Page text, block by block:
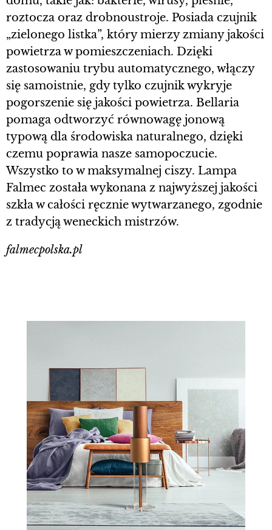
roztocza oraz drobnoustroje. Posiada czujnik
„zielonego listka”, który mierzy zmiany jakości
powietrza w pomieszczeniach. Dzięki
zastosowaniu trybu automatycznego, włączy
się samoistnie, gdy tylko czujnik wykryje
pogorszenie się jakości powietrza. Bellaria
pomaga odtworzyć równowagę jonową
typową dla środowiska naturalnego, dzięki
czemu poprawia nasze samopoczucie.
Wszystko to w maksymalnej ciszy. Lampa
Falmec została wykonana z najwyższej jakości
szkła w całości ręcznie wytwarzanego, zgodnie
z tradycją weneckich mistrzów.
falmecpolska.pl